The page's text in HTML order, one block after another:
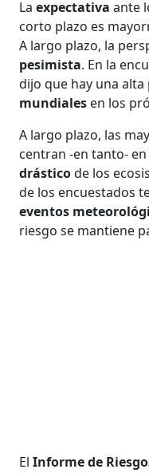
Laexpectativa ante
corto plazo es
A largo plazo, la
pesimista. En la
dijo que hay una
mundiales en los
A largo plazo, las
centran -en tanto-
drásticode los
de los encuestados
eventos
riesgo se mantiene
ElInforme de